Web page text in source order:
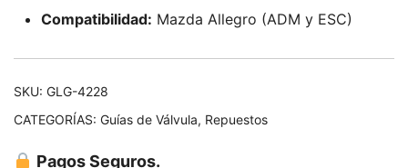
Compatibilidad: Mazda Allegro (ADM y ESC)
SKU: GLG-4228
CATEGORÍAS: Guías de Válvula, Repuestos
Pagos Seguros.